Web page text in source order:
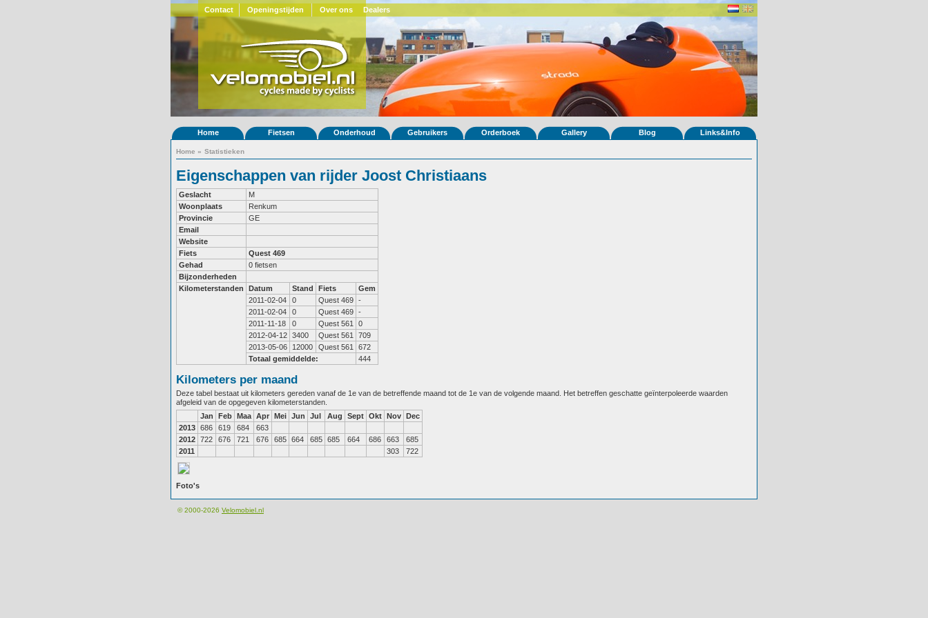
Contact Openingstijden Over ons Dealers
Home Fietsen Onderhoud Gebruikers Orderboek Gallery Blog Links&Info
Home » Statistieken
Eigenschappen van rijder Joost Christiaans
Geslacht
M
Woonplaats
Renkum
Provincie
GE
Email
Website
Fiets
Quest 469
Gehad
0 fietsen
Bijzonderheden
Kilometerstanden
Datum Stand Fiets
Gem
2011-02-04
0 Quest 469 -
2011-02-04
0 Quest 469 -
2011-11-18
0 Quest 561
0
2012-04-12 3400 Quest 561
709
2013-05-06
12000 Quest 561
672
Totaal gemiddelde:
444
Kilometers per maand
Deze tabel bestaat uit kilometers gereden vanaf de 1e van de betreffende maand tot de 1e van de volgende maand. Het betreffen geschatte geïnterpoleerde waarden
afgeleid van de opgegeven kilometerstanden.
Jan
Feb Maa Apr Mei Jun Jul Aug Sept Okt Nov Dec
2013 686 619 684
663
2012 722 676 721 676 685 664 685 685 664 686 663
685
2011
303 722
Foto's
© 2000-2026 Velomobiel.nl